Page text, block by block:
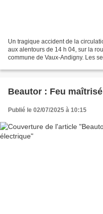
Un tragique accident de la
aux alentours de 14 h 04, sur la
commune de Vaux-Andigny. Les
Beautor : Feu
Publié le 02/07/2025 à 10:15